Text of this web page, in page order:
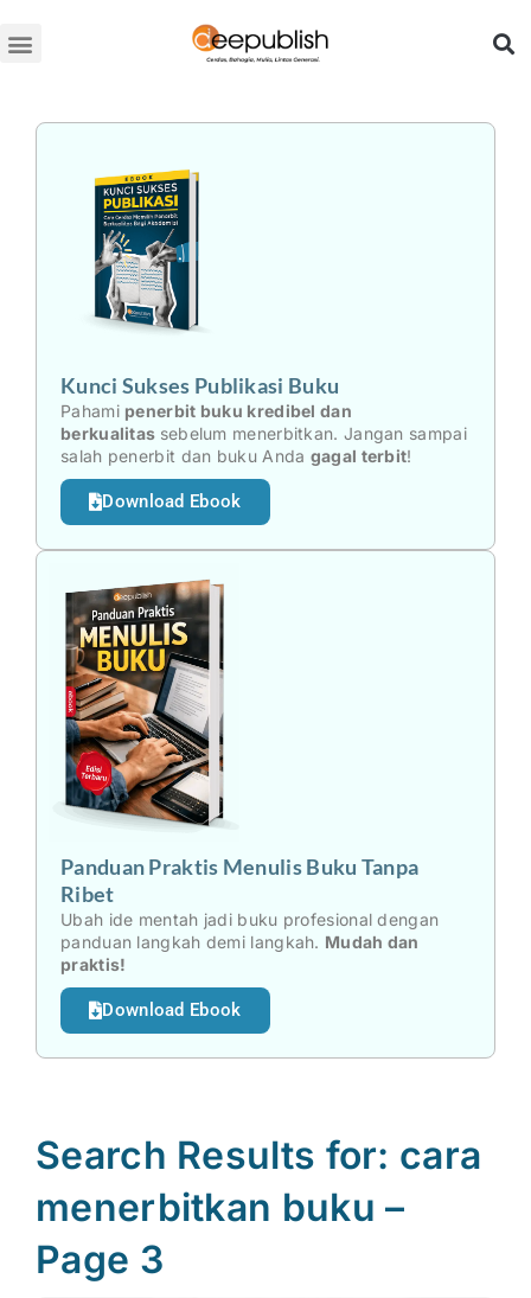
ke
Kunci Sukses Publikasi Buku
Pahami penerbit buku kredibel dan
berkualitas sebelum menerbitkan. Jangan sampai
salah penerbit dan buku Anda gagal terbit!
Download Ebook
Panduan Praktis Menulis Buku Tanpa
Ribet
Ubah ide mentah jadi buku profesional dengan
panduan langkah demi langkah. Mudah dan
praktis!
Download Ebook
Search Results for: cara
menerbitkan buku –
Page 3